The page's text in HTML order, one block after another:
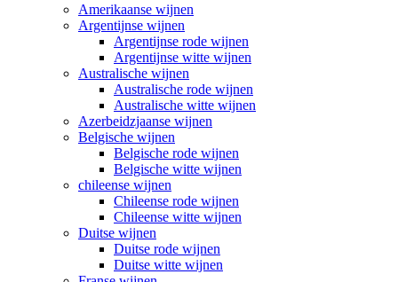
Amerikaanse wijnen
Argentijnse wijnen
Argentijnse rode wijnen
Argentijnse witte wijnen
Australische wijnen
Australische rode wijnen
Australische witte wijnen
Azerbeidzjaanse wijnen
Belgische wijnen
Belgische rode wijnen
Belgische witte wijnen
chileense wijnen
Chileense rode wijnen
Chileense witte wijnen
Duitse wijnen
Duitse rode wijnen
Duitse witte wijnen